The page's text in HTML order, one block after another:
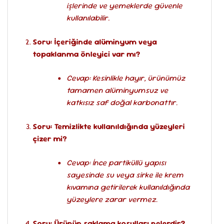
işlerinde ve yemeklerde güvenle
kullanılabilir.
Soru: İçeriğinde alüminyum veya
topaklanma önleyici var mı?
Cevap: Kesinlikle hayır, ürünümüz
tamamen alüminyumsuz ve
katkısız saf doğal karbonattır.
Soru: Temizlikte kullanıldığında yüzeyleri
çizer mi?
Cevap: İnce partiküllü yapısı
sayesinde su veya sirke ile krem
kıvamına getirilerek kullanıldığında
yüzeylere zarar vermez.